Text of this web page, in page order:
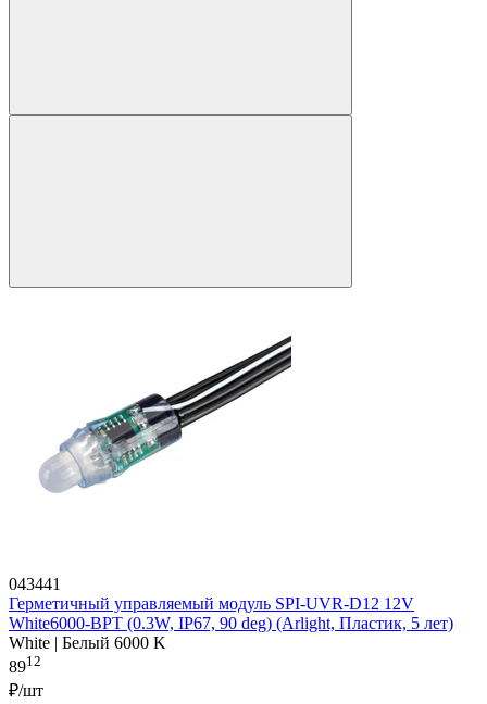
043441
Герметичный управляемый модуль SPI-UVR-D12 12V
White6000-BPT (0.3W, IP67, 90 deg) (Arlight, Пластик, 5 лет)
White | Белый 6000 K
8912
₽/шт